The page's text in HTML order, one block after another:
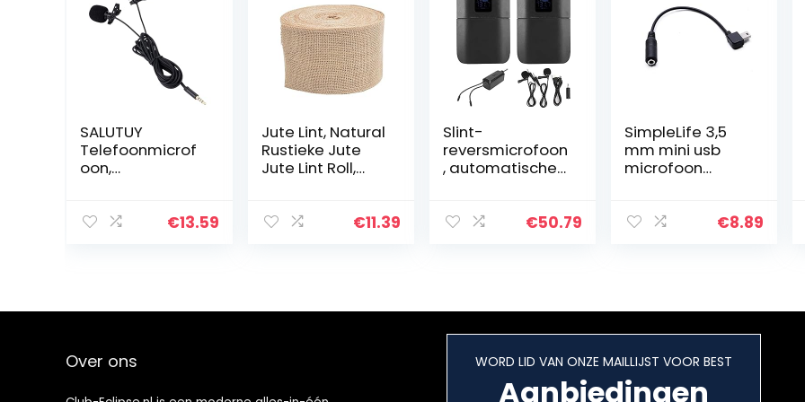
SALUTUY
Telefoonmicrof
oon,
Vervorming €13.59
Jute Lint, Natural
Rustieke Jute
Jute Lint Roll,
Jute Lint voor€11.39
Slint-
reversmicrofoon
, automatische
microfoon
€50.79
SimpleLife 3,5
mm mini usb
microfoon
camera
€8.89
Over ons WORD LID VAN ONZE MAILLIJST VOOR BEST
Aanbiedingen